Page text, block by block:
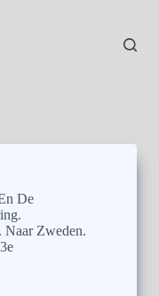
De
Zweden.